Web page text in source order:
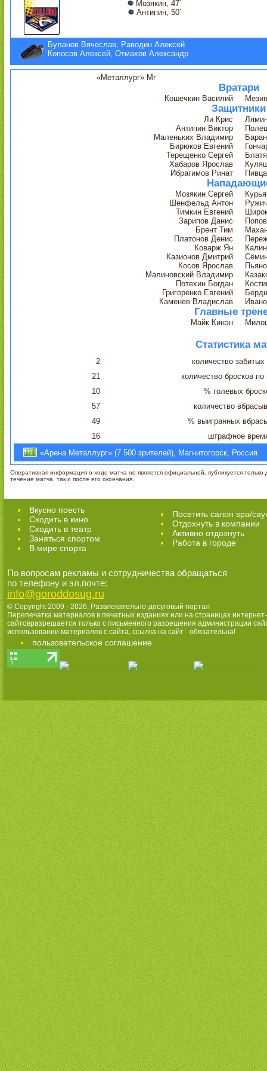
Мозякин, 47´
Антипин, 50´
Буланов Вячеслав, Раводин Алексей
Копосов Алексей, Отмахов Александр
«Металлург» Мг
Вратари
Кошечкин Василий
Защитники
Ли Крис
Антипин Виктор
Маленьких Владимир
Бирюков Евгений
Терещенко Сергей
Хабаров Ярослав
Ибрагимов Ринат
Мозякин Сергей
Шенфельд Антон
Тимкин Евгений
Зарипов Данис
Брент Тим
Платонов Денис
Коварж Ян
Казионов Дмитрий
Косов Ярослав
Малиновский Владимир
Потехин Богдан
Григоренко Евгений
Каменев Владислав
Главные
Майк Кинэн
Статистика
2
количество
21
количество бросков по
10
% голевых
57
количество
49
% выигранных
16
штрафное
«Арена Металлург» (7 500 зрителей), Магнитогорск, Россия
Оперативная информация о ходе матча не является официальной, публикуется только
течение матча, так и после его окончания.
Вкусно поесть
Сходить в кино
Cходить в театр
Заняться спортом
В мире спорта
Посетить салон spa/
Отдохнуть в компании
Активно отдохнуть
Работа в городе
По вопросам рекламы и сотрудничества обращаться
по телефону и эл.почте:
info@goroddosug.ru
© Copyright 2009 - 2026, Развлекательно-досуговый портал
Перепечатка материалов в печатных изданиях или на страницах интернет-
сайтовразрешается только с письменного разрешения администрации
использовании материалов с сайта, ссылка на сайт - обязательна!
пользовательское соглашение